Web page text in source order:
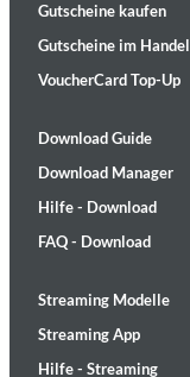
Gutscheine kaufen
Gutscheine im Handel
VoucherCard Top-Up
Download Guide
Download Manager
Hilfe - Download
FAQ - Download
Streaming Modelle
Streaming App
Hilfe - Streaming